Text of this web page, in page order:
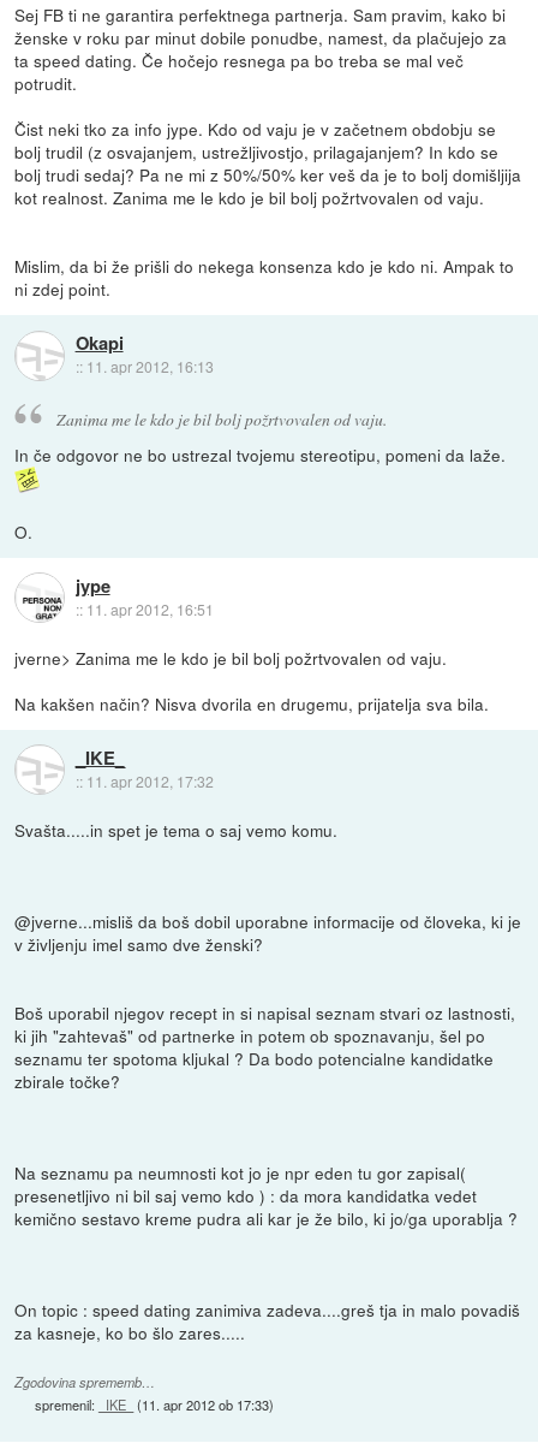
Sej FB ti ne garantira perfektnega partnerja. Sam pravim, kako bi
ženske v roku par minut dobile ponudbe, namest, da plačujejo za
ta speed dating. Če hočejo resnega pa bo treba se mal več
potrudit.
Čist neki tko za info jype. Kdo od vaju je v začetnem obdobju se
bolj trudil (z osvajanjem, ustrežljivostjo, prilagajanjem? In kdo se
bolj trudi sedaj? Pa ne mi z 50%/50% ker veš da je to bolj domišljija
kot realnost. Zanima me le kdo je bil bolj požrtvovalen od vaju.
Mislim, da bi že prišli do nekega konsenza kdo je kdo ni. Ampak to
ni zdej point.
Okapi
:: 11. apr 2012, 16:13
Zanima me le kdo je bil bolj požrtvovalen od vaju.
In če odgovor ne bo ustrezal tvojemu stereotipu, pomeni da laže.
O.
jype
:: 11. apr 2012, 16:51
jverne> Zanima me le kdo je bil bolj požrtvovalen od vaju.
Na kakšen način? Nisva dvorila en drugemu, prijatelja sva bila.
_IKE_
:: 11. apr 2012, 17:32
Svašta.....in spet je tema o saj vemo komu.
@jverne...misliš da boš dobil uporabne informacije od človeka, ki je
v življenju imel samo dve ženski?
Boš uporabil njegov recept in si napisal seznam stvari oz lastnosti,
ki jih "zahtevaš" od partnerke in potem ob spoznavanju, šel po
seznamu ter spotoma kljukal ? Da bodo potencialne kandidatke
zbirale točke?
Na seznamu pa neumnosti kot jo je npr eden tu gor zapisal(
presenetljivo ni bil saj vemo kdo ) : da mora kandidatka vedet
kemično sestavo kreme pudra ali kar je že bilo, ki jo/ga uporablja ?
On topic : speed dating zanimiva zadeva....greš tja in malo povadiš
za kasneje, ko bo šlo zares.....
Zgodovina sprememb…
spremenil: _IKE_ (11. apr 2012 ob 17:33)